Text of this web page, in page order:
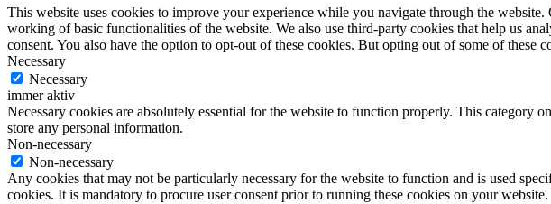
This website uses cookies to improve your experience while you navigate through the
working of basic functionalities of the website. We also use third-party cookies that help us
consent. You also have the option to opt-out of these cookies. But opting out of some of these
Necessary
Necessary
immer aktiv
Necessary cookies are absolutely essential for the website to function properly. This category
store any personal information.
Non-necessary
Non-necessary
Any cookies that may not be particularly necessary for the website to function and is used
cookies. It is mandatory to procure user consent prior to running these cookies on your website.